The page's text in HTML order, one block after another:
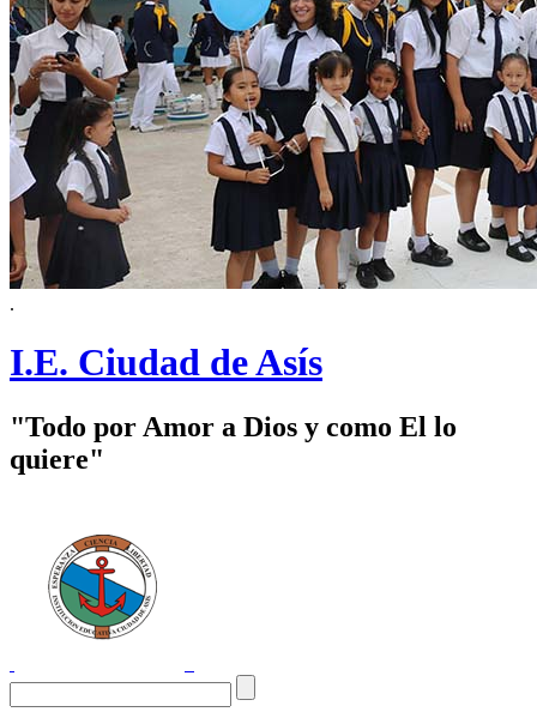
.
I.E. Ciudad de Asís
"Todo por Amor a Dios y como El lo
quiere"